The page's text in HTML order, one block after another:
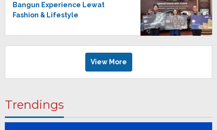
Bangun Experience Lewat
Fashion & Lifestyle
View More
Trendings